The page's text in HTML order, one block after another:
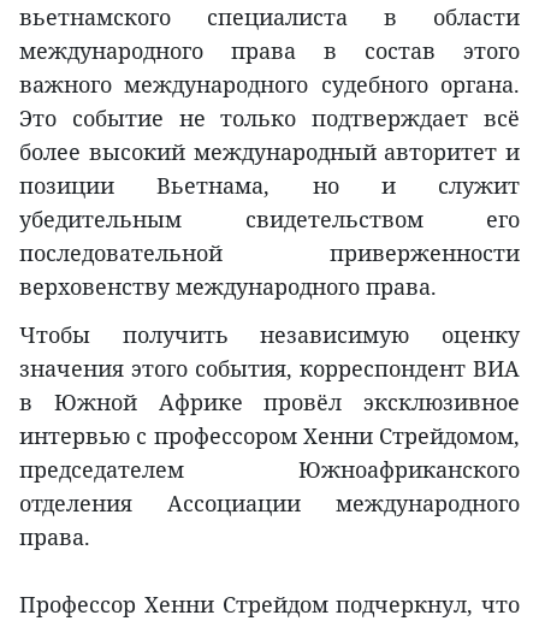
вьетнамского специалиста в области
международного права в состав этого
важного международного судебного органа.
Это событие не только подтверждает всё
более высокий международный авторитет и
позиции Вьетнама, но и служит
убедительным свидетельством его
последовательной приверженности
верховенству международного права.
Чтобы получить независимую оценку
значения этого события, корреспондент ВИА
в Южной Африке провёл эксклюзивное
интервью с профессором Хенни Стрейдомом,
председателем Южноафриканского
отделения Ассоциации международного
права.
Профессор Хенни Стрейдом подчеркнул, что